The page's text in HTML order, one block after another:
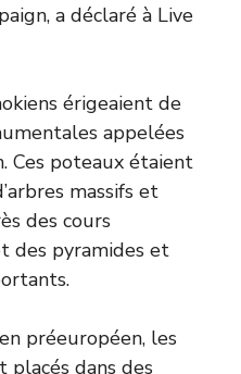
a déclaré à Live
érigeaient de
appelées
Ces poteaux étaient
massifs et
des cours
des pyramides et
préeuropéen, les
dans des